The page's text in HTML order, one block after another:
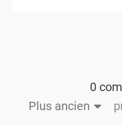
0
Plus ancien